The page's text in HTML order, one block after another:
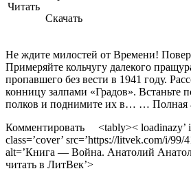
Читать
Скачать
Не ждите милостей от Времени!
Примеряйте кольчугу далекого
пропавшего без вести в 1941 году.
конницу залпами «Градов». Встаньте
полков и поднимите их в… … Полная
Комментировать <tably>< loadinazy’
class=’cover’ src=’https://litvek.com/i/99/
alt=’Книга — Война. Анатолий
читать в ЛитВек’>